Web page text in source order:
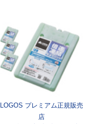
LOGOS プレミアム正規販売
店